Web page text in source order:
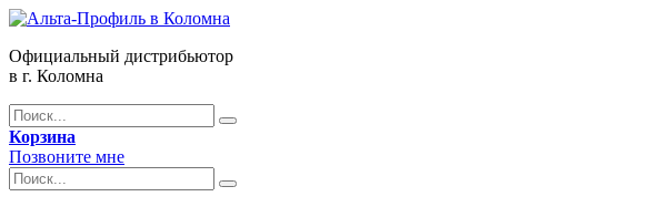
Официальный дистрибьютор
в г. Коломна
Корзина
Позвоните мне